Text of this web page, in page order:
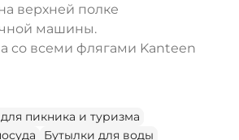
верхней полке
машины.
cо всеми флягами Kanteen
пикника и туризма
Бутылки для воды